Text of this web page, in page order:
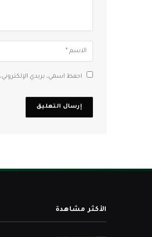
احفظ اسمي، بريدي
الأكثر مشاهدة